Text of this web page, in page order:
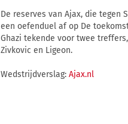
De reserves van Ajax, die tegen
een oefenduel af op De
Ghazi tekende voor twee
Zivkovic en Ligeon.
Wedstrijdverslag: Ajax.nl